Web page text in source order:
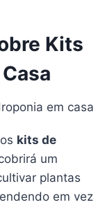
Kits
kits de
um
plantas
em vez